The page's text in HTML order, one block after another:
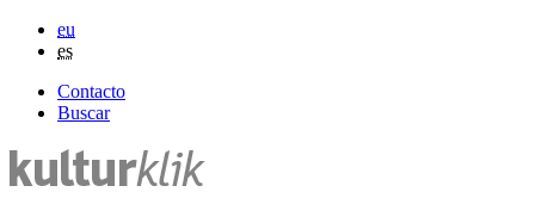
eu
es
Contacto
Buscar